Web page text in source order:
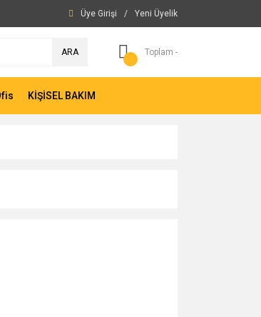
Üye Girişi / Yeni Üyelik
ARA Toplam -
KİŞİSEL BAKIM